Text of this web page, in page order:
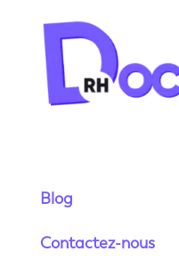
Blog
Contactez-nous